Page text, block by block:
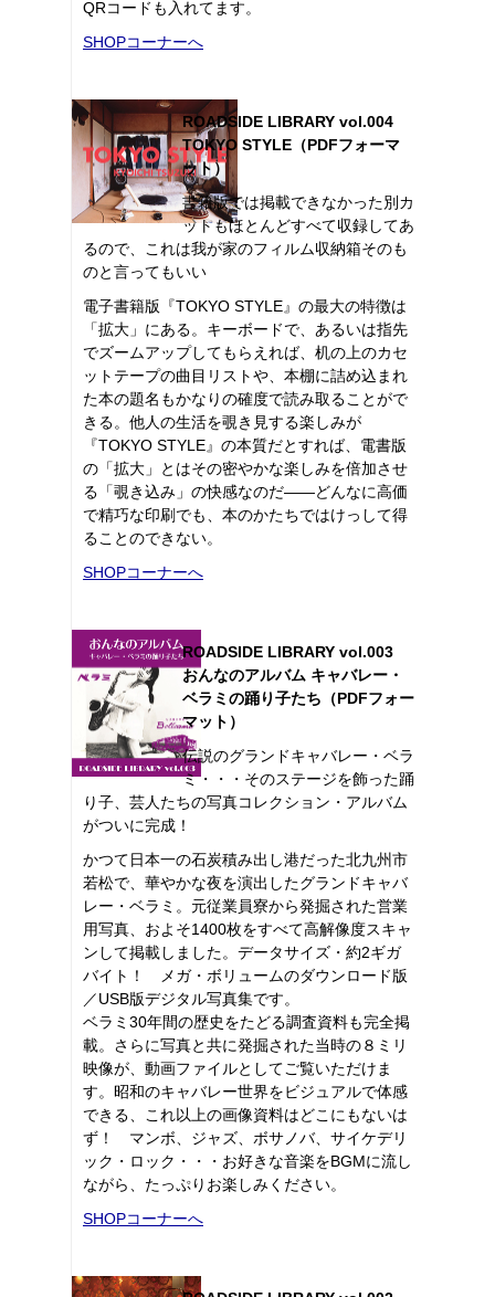
QRコードも入れてます。
SHOPコーナーへ
ROADSIDE LIBRARY vol.004
TOKYO STYLE（PDFフォーマ
ット）
書籍版では掲載できなかった別カ
ットもほとんどすべて収録してあ
るので、これは我が家のフィルム収納箱そのも
のと言ってもいい
電子書籍版『TOKYO STYLE』の最大の特徴は
「拡大」にある。キーボードで、あるいは指先
でズームアップしてもらえれば、机の上のカセ
ットテープの曲目リストや、本棚に詰め込まれ
た本の題名もかなりの確度で読み取ることがで
きる。他人の生活を覗き見する楽しみが
『TOKYO STYLE』の本質だとすれば、電書版
の「拡大」とはその密やかな楽しみを倍加させ
る「覗き込み」の快感なのだ――どんなに高価
で精巧な印刷でも、本のかたちではけっして得
ることのできない。
SHOPコーナーへ
ROADSIDE LIBRARY vol.003
おんなのアルバム キャバレー・
ベラミの踊り子たち（PDFフォー
マット）
伝説のグランドキャバレー・ベラ
ミ・・・そのステージを飾った踊
り子、芸人たちの写真コレクション・アルバム
がついに完成！
かつて日本一の石炭積み出し港だった北九州市
若松で、華やかな夜を演出したグランドキャバ
レー・ベラミ。元従業員寮から発掘された営業
用写真、およそ1400枚をすべて高解像度スキャ
ンして掲載しました。データサイズ・約2ギガ
バイト！ メガ・ボリュームのダウンロード版
／USB版デジタル写真集です。
ベラミ30年間の歴史をたどる調査資料も完全掲
載。さらに写真と共に発掘された当時の８ミリ
映像が、動画ファイルとしてご覧いただけま
す。昭和のキャバレー世界をビジュアルで体感
できる、これ以上の画像資料はどこにもないは
ず！ マンボ、ジャズ、ボサノバ、サイケデリ
ック・ロック・・・お好きな音楽をBGMに流し
ながら、たっぷりお楽しみください。
SHOPコーナーへ